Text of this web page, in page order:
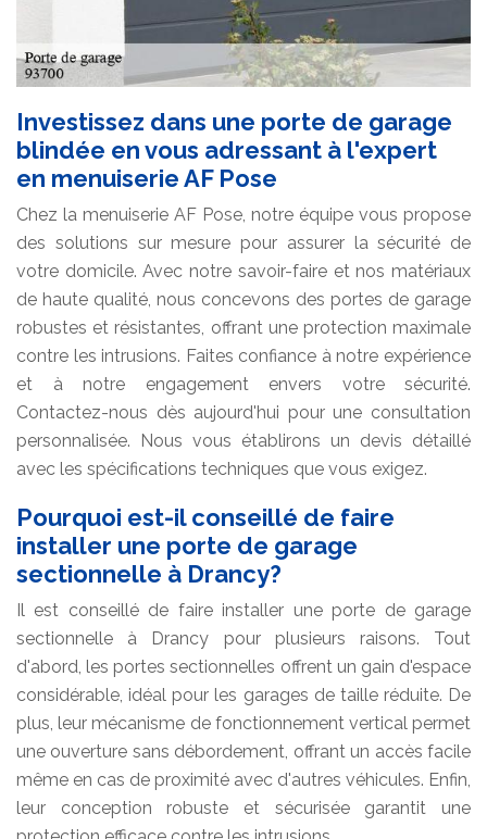
Investissez dans une porte de garage
blindée en vous adressant à l'expert
en menuiserie AF Pose
Chez la menuiserie AF Pose, notre équipe vous propose
des solutions sur mesure pour assurer la sécurité de
votre domicile. Avec notre savoir-faire et nos matériaux
de haute qualité, nous concevons des portes de garage
robustes et résistantes, offrant une protection maximale
contre les intrusions. Faites confiance à notre expérience
et à notre engagement envers votre sécurité.
Contactez-nous dès aujourd'hui pour une consultation
personnalisée. Nous vous établirons un devis détaillé
avec les spécifications techniques que vous exigez.
Pourquoi est-il conseillé de faire
installer une porte de garage
sectionnelle à Drancy?
Il est conseillé de faire installer une porte de garage
sectionnelle à Drancy pour plusieurs raisons. Tout
d'abord, les portes sectionnelles offrent un gain d'espace
considérable, idéal pour les garages de taille réduite. De
plus, leur mécanisme de fonctionnement vertical permet
une ouverture sans débordement, offrant un accès facile
même en cas de proximité avec d'autres véhicules. Enfin,
leur conception robuste et sécurisée garantit une